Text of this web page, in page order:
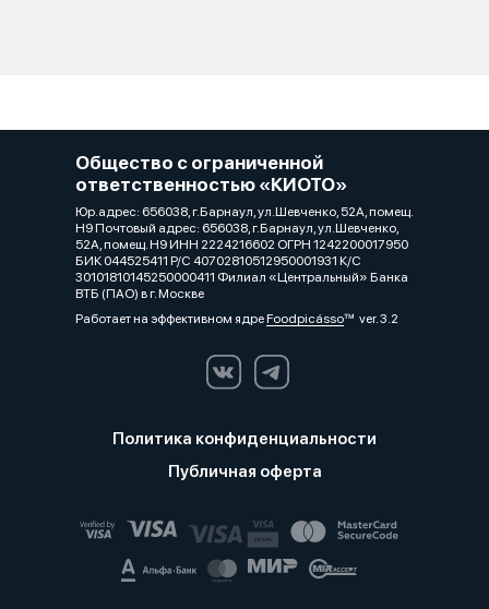
Общество с ограниченной
ответственностью «КИОТО»
Юр.адрес: 656038, г.Барнаул, ул.Шевченко, 52А, помещ.
Н9 Почтовый адрес: 656038, г.Барнаул, ул.Шевченко,
52А, помещ. Н9 ИНН 2224216602 ОГРН 1242200017950
БИК 044525411 Р/С 40702810512950001931 К/С
30101810145250000411 Филиал «Центральный» Банка
ВТБ (ПАО) в г. Москве
Работает на эффективном ядреFoodpicássover. 3.2
Политика конфиденциальности
Публичная оферта